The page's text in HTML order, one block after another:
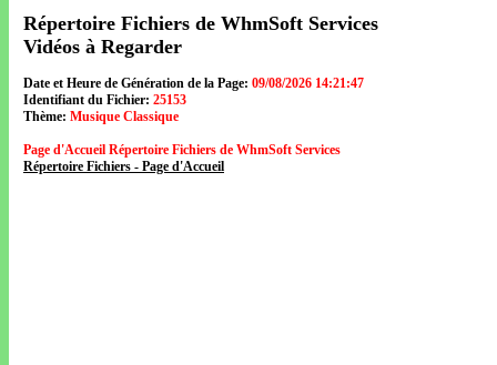
Répertoire Fichiers de WhmSoft Services
Vidéos à Regarder
Date et Heure de Génération de la Page: 09/08/2026 14:21:47
Identifiant du Fichier: 25153
Thème: Musique Classique
Page d'Accueil Répertoire Fichiers de WhmSoft Services
Répertoire Fichiers - Page d'Accueil